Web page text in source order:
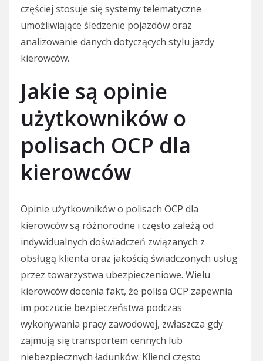
częściej stosuje się systemy telematyczne
umożliwiające śledzenie pojazdów oraz
analizowanie danych dotyczących stylu jazdy
kierowców.
Jakie są opinie
użytkowników o
polisach OCP dla
kierowców
Opinie użytkowników o polisach OCP dla
kierowców są różnorodne i często zależą od
indywidualnych doświadczeń związanych z
obsługą klienta oraz jakością świadczonych usług
przez towarzystwa ubezpieczeniowe. Wielu
kierowców docenia fakt, że polisa OCP zapewnia
im poczucie bezpieczeństwa podczas
wykonywania pracy zawodowej, zwłaszcza gdy
zajmują się transportem cennych lub
niebezpiecznych ładunków. Klienci często